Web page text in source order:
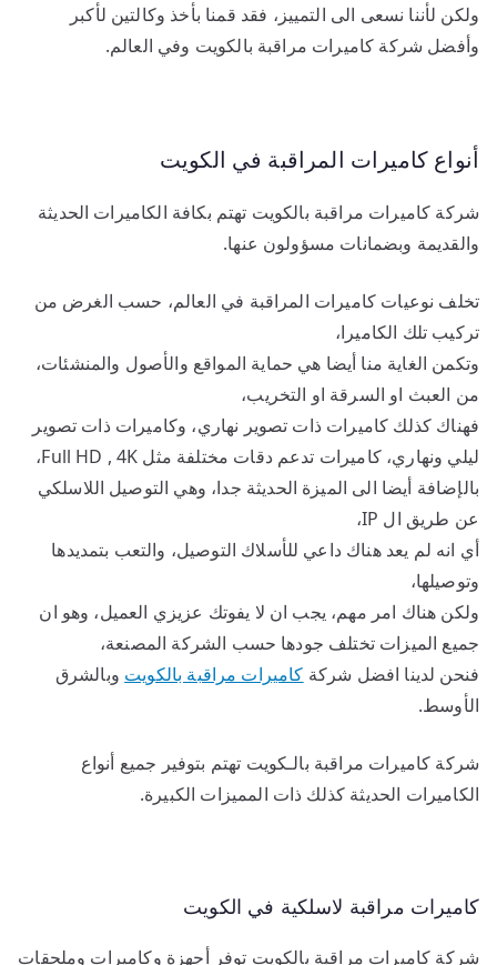
ولكن لأننا نسعى الى التمييز، فقد قمنا بأخذ وكالتين لأكبر
وأفضل شركة كاميرات مراقبة بالكويت وفي العالم.
أنواع كاميرات المراقبة في الكويت
شركة كاميرات مراقبة بالكويت تهتم بكافة الكاميرات الحديثة
والقديمة وبضمانات مسؤولون عنها.
تخلف نوعيات كاميرات المراقبة في العالم، حسب الغرض من
تركيب تلك الكاميرا،
وتكمن الغاية منا أيضا هي حماية المواقع والأصول والمنشئات،
من العبث او السرقة او التخريب،
فهناك كذلك كاميرات ذات تصوير نهاري، وكاميرات ذات تصوير
ليلي ونهاري، كاميرات تدعم دقات مختلفة مثل Full HD , 4K،
بالإضافة أيضا الى الميزة الحديثة جدا، وهي التوصيل اللاسلكي
عن طريق ال IP،
أي انه لم يعد هناك داعي للأسلاك التوصيل، والتعب بتمديدها
وتوصيلها،
ولكن هناك امر مهم، يجب ان لا يفوتك عزيزي العميل، وهو ان
جميع الميزات تختلف جودها حسب الشركة المصنعة،
فنحن لدينا افضل شركة كاميرات مراقبة بالكويت وبالشرق
الأوسط.
شركة كاميرات مراقبة بالـكويت تهتم بتوفير جميع أنواع
الكاميرات الحديثة كذلك ذات المميزات الكبيرة.
كاميرات مراقبة لاسلكية في الكويت
شركة كاميرات مراقبة بالكويت توفر أجهزة وكاميرات وملحقات